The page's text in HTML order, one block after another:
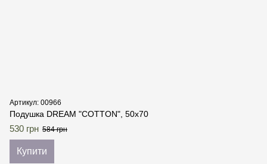
Артикул: 00966
Подушка DREAM "COTTON", 50x70
530 грн 584 грн
Купити